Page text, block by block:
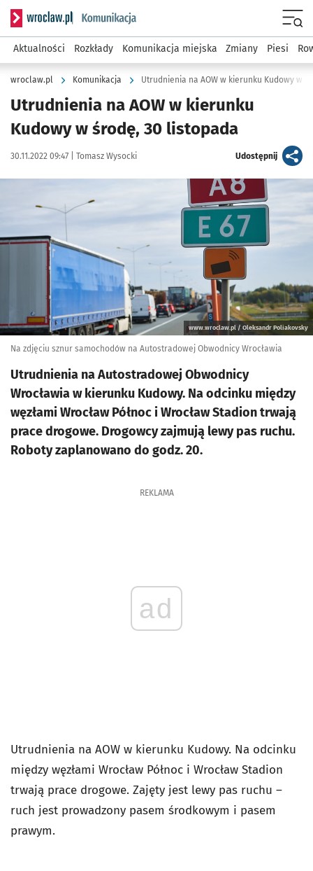
Serwis informacyjny wroclaw.pl podserwis: Komunikacja
Aktualności Rozkłady Komunikacja miejska Zmiany Piesi
wroclaw.pl Komunikacja Utrudnienia na AOW w kierunku Kudowy w
Utrudnienia na AOW w kierunku
Kudowy w środę, 30 listopada
Data publikacji:
30.11.2022 09:47 | Autor:
Tomasz Wysocki Udostępnijartykuł
www.wroclaw.pl / Oleksandr Poliakovsky
Na zdjęciu sznur samochodów na Autostradowej Obwodnicy Wrocławia
Utrudnienia na Autostradowej Obwodnicy
Wrocławia w kierunku Kudowy. Na odcinku między
węzłami Wrocław Północ i Wrocław Stadion trwają
prace drogowe. Drogowcy zajmują lewy pas ruchu.
Roboty zaplanowano do godz. 20.
REKLAMA
ad
Utrudnienia na AOW w kierunku Kudowy. Na odcinku
między węzłami Wrocław Północ i Wrocław Stadion
trwają prace drogowe. Zajęty jest lewy pas ruchu –
ruch jest prowadzony pasem środkowym i pasem
prawym.